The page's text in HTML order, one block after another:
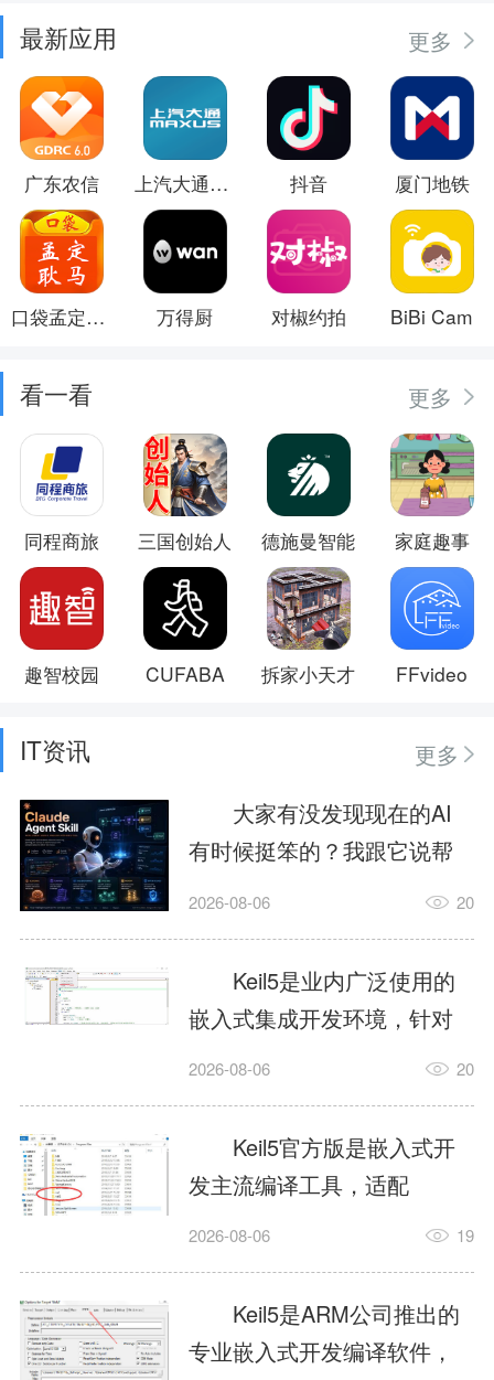
最新应用 更多
广东农信 上汽大通MAXUS 抖音 厦门地铁
口袋孟定耿马 万得厨 对椒约拍 BiBi Cam
看一看 更多
同程商旅 三国创始人 德施曼智能 家庭趣事
趣智校园 CUFABA 拆家小天才 FFvideo
IT资讯
更多
大家有没发现现在的AI
有时候挺笨的？我跟它说帮
我订个明天早上的闹钟，它
这样？因为AI，就是个只会
耍嘴皮子的书呆子。它脑子
里有海量知识，但没有真正
激发出来实力。而
AgentSkill，就是给AI大脑装
上的一双机械手，它真的能
解决很多问题。1什么是
AgentSkillSkill指...
2026-08-06 20
Keil5是业内广泛使用的
嵌入式集成开发环境，针对
ARM、51内核单片机提供编
力，代码编译稳定，调试工
具成熟，大量开源项目基于
该平台开发。新项目需要单
独下载对应芯片支持包，新
手配置难度较高，正版商业
授权费用不菲，未授权版本
存在程序容量限制，适合硬
2026-08-06 20
Keil5官方版是嵌入式开
发主流编译工具，适配
STM32、51单片机等多款芯
在线调试、代码仿真，兼容
众多厂商芯片安装包。软件
需要手动添加器件库，初次
2026-08-06 19
Keil5是ARM公司推出的
专业嵌入式开发编译软件，